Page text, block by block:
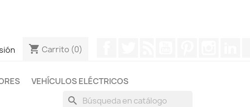
shopping_cart Carrito (0)
VEHÍCULOS ELÉCTRICOS
search